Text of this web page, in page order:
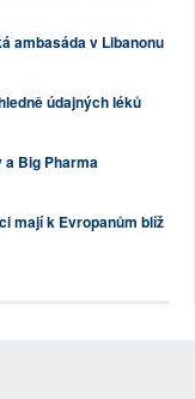
ambasáda v Libanonu
údajných léků
a Big Pharma
mají k Evropanům blíž